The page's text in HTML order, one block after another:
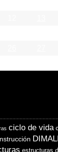
ciclo de vida
estructuras